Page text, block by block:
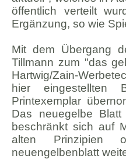
öffentlich verteilt
Ergänzung, so wie
Mit dem Übergang
Tillmann zum "das
Hartwig/Zain-
hier eingestellten
Printexemplar
Das neuegelbe
beschränkt sich auf
alten Prinzipien
neuengelbenblatt